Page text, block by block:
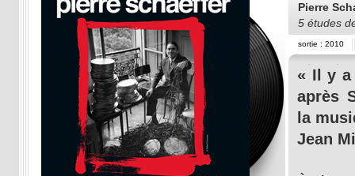
Pierre
5 études
sortie : 2010
« Il y a
après
la
Jean